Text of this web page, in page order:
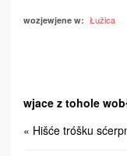
wozjewjene w: Łužica
wjace z tohole
« Hišće tróšku